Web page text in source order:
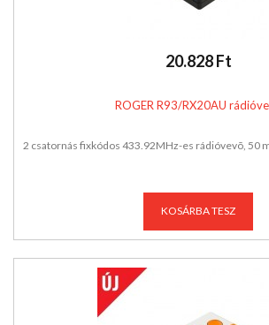
20.828 Ft
ROGER R93/RX20AU
2 csatornás fixkódos 433.92MHz-es rádióvevõ, 50
KOSÁRBA TESZ